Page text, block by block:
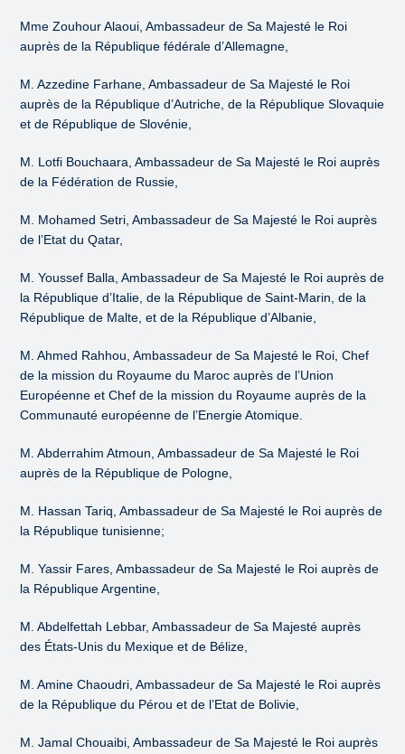
Mme Zouhour Alaoui, Ambassadeur de Sa Majesté le Roi
auprès de la République fédérale d’Allemagne,
M. Azzedine Farhane, Ambassadeur de Sa Majesté le Roi
auprès de la République d’Autriche, de la République Slovaquie
et de République de Slovénie,
M. Lotfi Bouchaara, Ambassadeur de Sa Majesté le Roi auprès
de la Fédération de Russie,
M. Mohamed Setri, Ambassadeur de Sa Majesté le Roi auprès
de l’Etat du Qatar,
M. Youssef Balla, Ambassadeur de Sa Majesté le Roi auprès de
la République d’Italie, de la République de Saint-Marin, de la
République de Malte, et de la République d’Albanie,
M. Ahmed Rahhou, Ambassadeur de Sa Majesté le Roi, Chef
de la mission du Royaume du Maroc auprès de l’Union
Européenne et Chef de la mission du Royaume auprès de la
Communauté européenne de l’Energie Atomique.
M. Abderrahim Atmoun, Ambassadeur de Sa Majesté le Roi
auprès de la République de Pologne,
M. Hassan Tariq, Ambassadeur de Sa Majesté le Roi auprès de
la République tunisienne;
M. Yassir Fares, Ambassadeur de Sa Majesté le Roi auprès de
la République Argentine,
M. Abdelfettah Lebbar, Ambassadeur de Sa Majesté auprès
des États-Unis du Mexique et de Bélize,
M. Amine Chaoudri, Ambassadeur de Sa Majesté le Roi auprès
de la République du Pérou et de l’Etat de Bolivie,
M. Jamal Chouaibi, Ambassadeur de Sa Majesté le Roi auprès